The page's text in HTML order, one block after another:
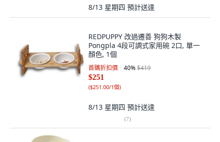
8/13 星期四 預計送達
REDPUPPY 改過遷善 狗狗木製
Pongpla 4段可調式家用碗 2口, 單一
顏色, 1個
首購折扣價 40%$419
$251
($251.00/1個)
8/13 星期四 預計送達
(7)